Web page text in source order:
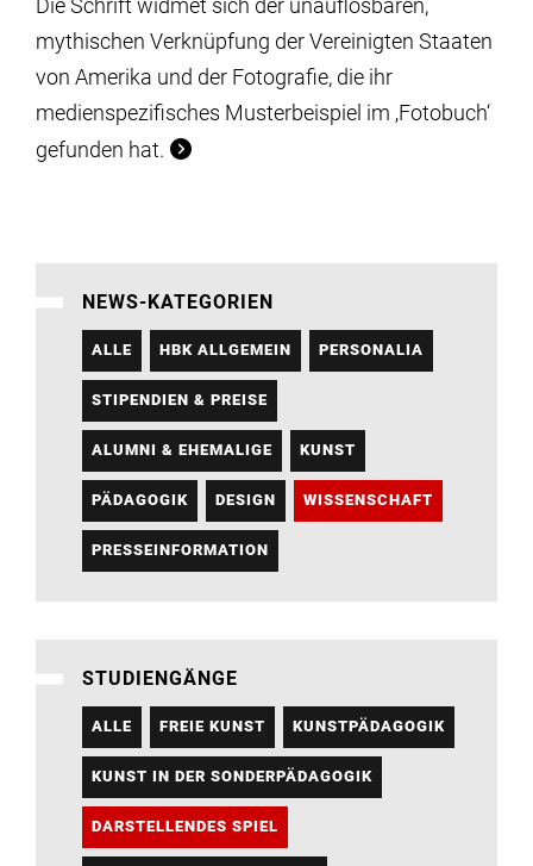
Die Schrift widmet sich der unauflösbaren,
mythischen Verknüpfung der Vereinigten Staaten
von Amerika und der Fotografie, die ihr
medienspezifisches Musterbeispiel im ‚Fotobuch‘
gefunden hat.
NEWS-KATEGORIEN
ALLE HBK ALLGEMEIN PERSONALIA
STIPENDIEN & PREISE
ALUMNI & EHEMALIGE KUNST
PÄDAGOGIK DESIGN WISSENSCHAFT
PRESSEINFORMATION
STUDIENGÄNGE
ALLE FREIE KUNST KUNSTPÄDAGOGIK
KUNST IN DER SONDERPÄDAGOGIK
DARSTELLENDES SPIEL